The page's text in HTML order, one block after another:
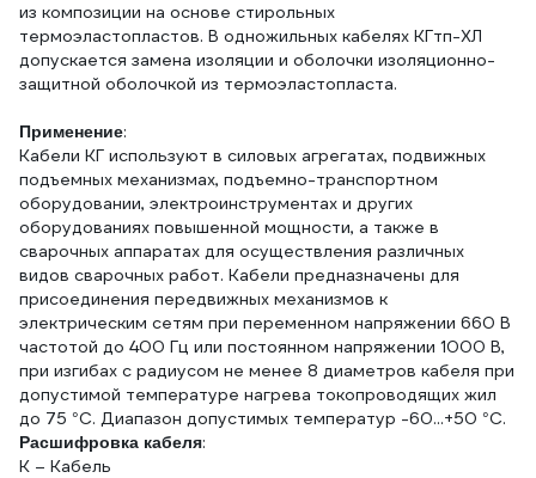
из композиции на основе стирольных
термоэластопластов. В одножильных кабелях КГтп-ХЛ
допускается замена изоляции и оболочки изоляционно-
защитной оболочкой из термоэластопласта.
Применение:
Кабели КГ используют в силовых агрегатах, подвижных
подъемных механизмах, подъемно-транспортном
оборудовании, электроинструментах и других
оборудованиях повышенной мощности, а также в
сварочных аппаратах для осуществления различных
видов сварочных работ. Кабели предназначены для
присоединения передвижных механизмов к
электрическим сетям при переменном напряжении 660 В
частотой до 400 Гц или постоянном напряжении 1000 В,
при изгибах с радиусом не менее 8 диаметров кабеля при
допустимой температуре нагрева токопроводящих жил
до 75 °С. Диапазон допустимых температур -60...+50 °С.
Расшифровка кабеля:
К – Кабель